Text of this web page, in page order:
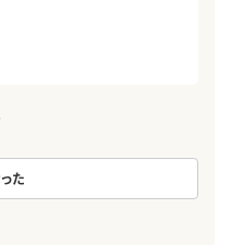
た